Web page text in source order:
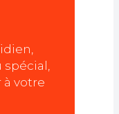
spécial,
à votre